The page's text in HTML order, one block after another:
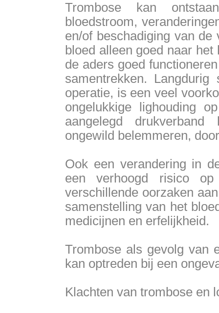
Trombose kan
bloedstroom,
en/of beschadiging van de
bloed alleen goed naar
de aders goed
samentrekken.
operatie, is een veel
ongelukkige lighouding
aangelegd
ongewild belemmeren,
Ook een verandering in
een verhoogd risico
verschillende oorzaken
samenstelling van het
medicijnen en erfelijkheid.
Trombose als gevolg van
kan optreden bij een
Klachten van trombose en